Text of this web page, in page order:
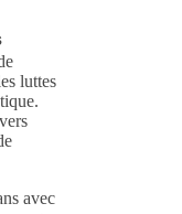
luttes
avec